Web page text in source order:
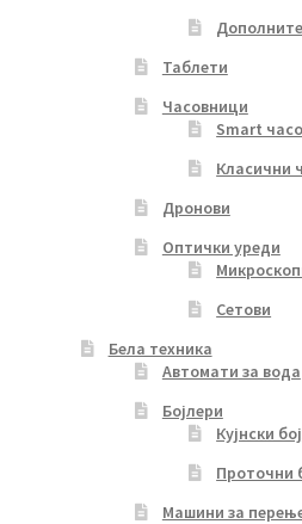
Таблети
Часовници
Smart
Класични
Дронови
Оптички уреди
Сетови
Бела техника
Автомати за вода
Бојлери
Кујнски
Проточни
Машини за